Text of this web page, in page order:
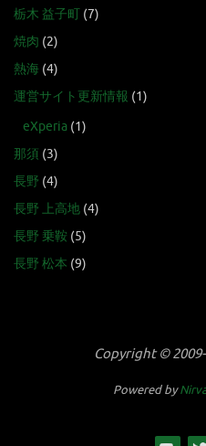
栃木 益子町 (7)
焼肉 (2)
熱海 (4)
運営サイト更新情報 (1)
eXperia (1)
那須 (3)
長野 (4)
長野 上高地 (4)
長野 乗鞍 (5)
長野 松本 (9)
Copyright ©
Powered by